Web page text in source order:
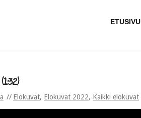
ETUSIVU
Elokuvat, Elokuvat 2022, Kaikki elokuvat